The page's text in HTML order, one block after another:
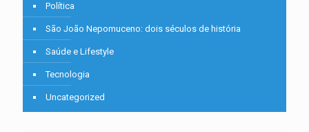
Política
São João Nepomuceno: dois séculos de história
Saúde e Lifestyle
Tecnologia
Uncategorized